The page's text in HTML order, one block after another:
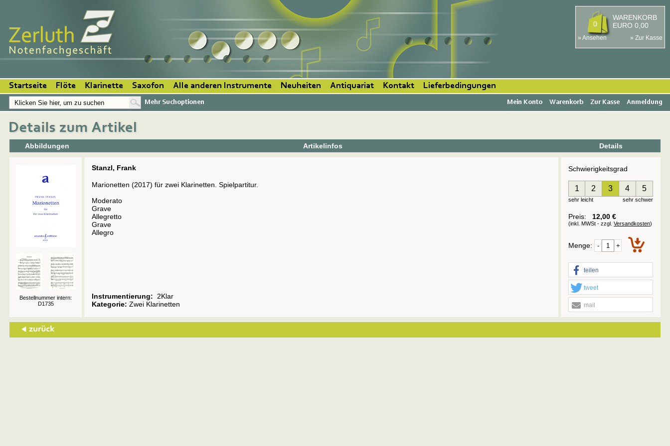
0
WARENKORB
EURO 0,00
» Ansehen » Zur Kasse
Startseite Flöte Klarinette Saxofon Alle anderen Instrumente Neuheiten Antiquariat Kontakt Lieferbedingungen
Mehr Suchoptionen Mein Konto Warenkorb Zur Kasse Anmeldung
Abbildungen Artikelinfos Details
Bestellnummer intern:
D1735
Stanzl, Frank
Marionetten (2017) für zwei Klarinetten. Spielpartitur.
Moderato
Grave
Allegretto
Grave
Allegro
Instrumentierung: 2Klar
Kategorie: Zwei Klarinetten
Schwierigkeitsgrad
1 2 3 4 5
sehr leicht sehr schwer
Preis: 12,00 €
(inkl. MWSt - zzgl. Versandkosten)
Menge: - +
teilen
tweet
mail